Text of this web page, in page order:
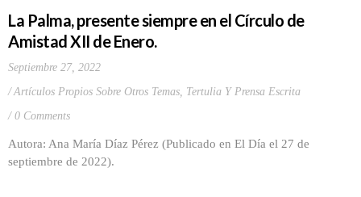
La Palma, presente siempre en el Círculo de
Amistad XII de Enero.
Septiembre 27, 2022
Artículos Propios Sobre Otros Temas, Tertulia Y Prensa Escrita
0 Comments
Autora: Ana María Díaz Pérez (Publicado en El Día el 27 de
septiembre de 2022).